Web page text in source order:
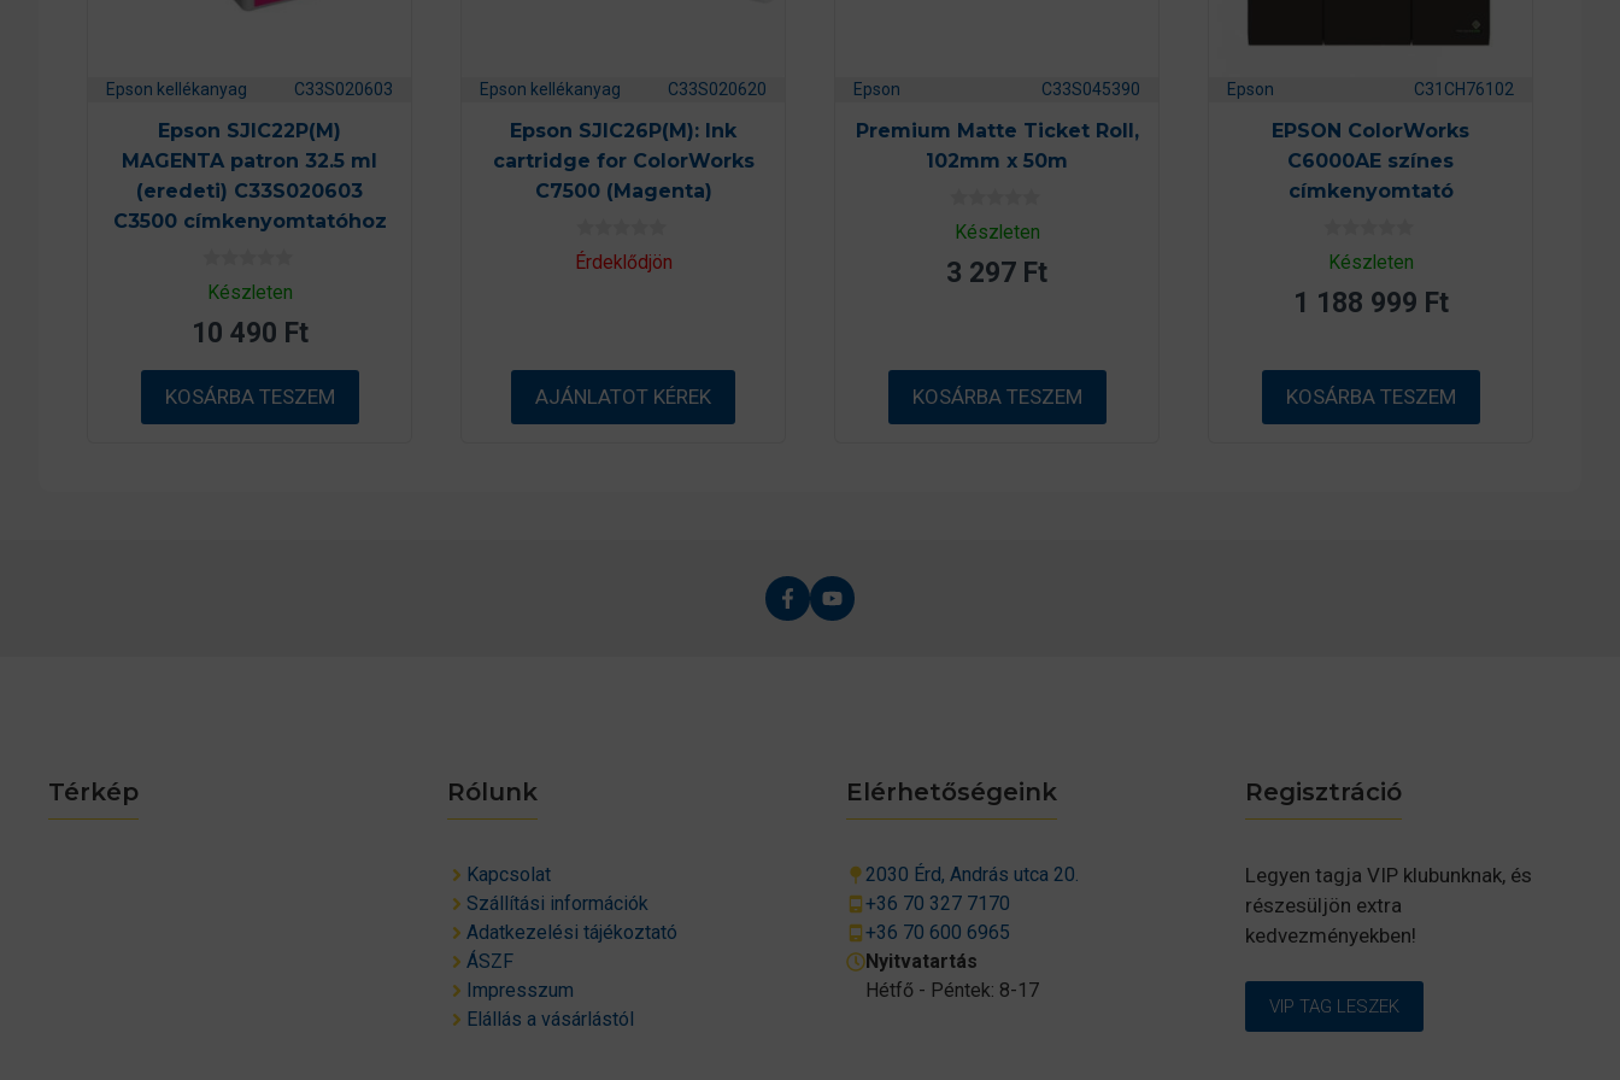
Epson kellékanyag C33S020603
Epson SJIC22P(M)
MAGENTA patron 32.5 ml
(eredeti) C33S020603
C3500 címkenyomtatóhoz
0
a
b
ő
l
Készleten
10 490 Ft
KOSÁRBA TESZEM
Epson kellékanyag C33S020620
Epson SJIC26P(M): Ink
cartridge for ColorWorks
C7500 (Magenta)
0
a
l
Érdeklődjön
AJÁNLATOT KÉREK
Epson C33S045390
Premium Matte Ticket Roll,
102mm x 50m
0
a
5
Készleten
3 297 Ft
KOSÁRBA TESZEM
Epson C31CH76102
EPSON ColorWorks
C6000AE színes
címkenyomtató
0
a
l
Készleten
1 188 999 Ft
KOSÁRBA TESZEM
Térkép Rólunk
Kapcsolat
Szállítási információk
Adatkezelési tájékoztató
ÁSZF
Impresszum
Elállás a vásárlástól
Elérhetőségeink
2030 Érd, András utca 20.
+36 70 327 7170
+36 70 600 6965
Nyitvatartás
Hétfő - Péntek: 8-17
Regisztráció
Legyen tagja VIP klubunknak, és
részesüljön extra
kedvezményekben!
VIP TAG LESZEK